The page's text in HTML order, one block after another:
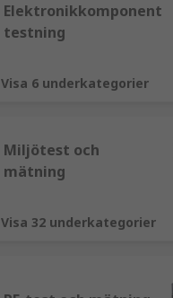
Elektronikkomponent
testning
Visa 6 underkategorier
Miljötest och
mätning
Visa 32 underkategorier